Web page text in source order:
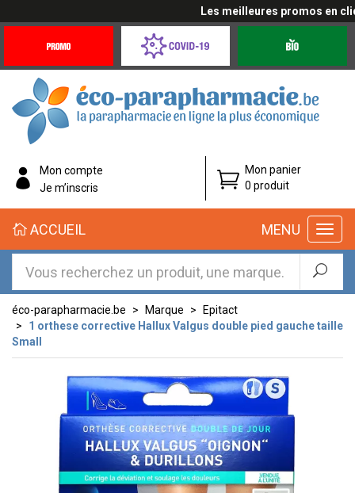
Les meilleures promos en
Offres
Coronavirus
éco-
parapharmacie.fr
éco-
parapharmacie.fr
Mon compte
Je m’inscris
Mon panier
0 produit
MENU
ACCUEIL
éco-parapharmacie.be Marque
Epitact
1 orthese corrective Hallux Valgus double pied gauche taille
Small